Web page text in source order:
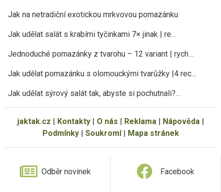
Jak na netradiční exotickou mrkvovou pomazánku
Jak udělat salát s krabími tyčinkami 7× jinak | re…
Jednoduché pomazánky z tvarohu – 12 variant | rych…
Jak udělat pomazánku s olomouckými tvarůžky |4 rec…
Jak udělat sýrový salát tak, abyste si pochutnali?…
jaktak.cz | Kontakty| O nás | Reklama| Nápověda|
Podmínky| Soukromí| Mapa stránek
Odběr novinek Facebook